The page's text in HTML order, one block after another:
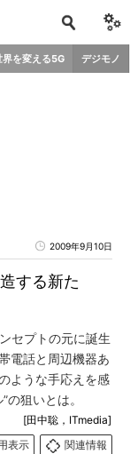
界を変える5G デジモノ
2009年9月10日
する新た
セプトの元に誕生
電話と周辺機器あ
ような手応えを感
の狙いとは。
[田中聡，ITmedia]
表示
関連情報